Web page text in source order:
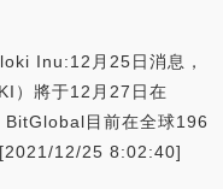
Inu:12月25日消息，
）將于12月27日在
目前在全球196
[2021/12/25 8:02:40]